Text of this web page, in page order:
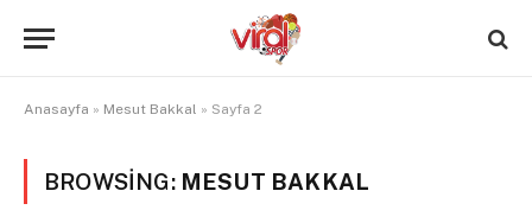
Anasayfa » Mesut Bakkal » Sayfa 2
BROWSING: MESUT BAKKAL